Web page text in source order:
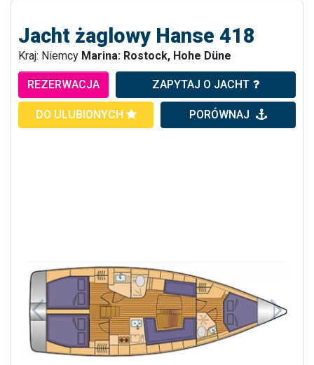
Jacht żaglowy Hanse 418
Kraj: Niemcy Marina: Rostock, Hohe Düne
REZERWACJA ZAPYTAJ O JACHT
DO ULUBIONYCH PORÓWNAJ